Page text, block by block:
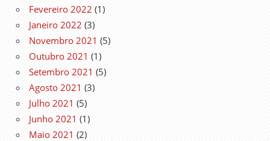
Fevereiro 2022 (1)
Janeiro 2022 (3)
Novembro 2021 (5)
Outubro 2021 (1)
Setembro 2021 (5)
Agosto 2021 (3)
Julho 2021 (5)
Junho 2021 (1)
Maio 2021 (2)